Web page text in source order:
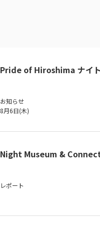
Pride of Hiroshima ナイ
お知らせ
8月6日(木)
Night Museum &
レポート